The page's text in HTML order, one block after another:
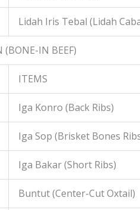
Lidah Iris Tebal (Lidah
(BONE-IN BEEF)
ITEMS
Iga Konro (Back Ribs)
Iga Sop (Brisket Bones
Iga Bakar (Short Ribs)
Buntut (Center-Cut Oxtail)